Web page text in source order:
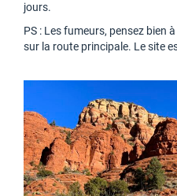
jours.
PS : Les fumeurs, pensez bien
sur la route principale. Le site